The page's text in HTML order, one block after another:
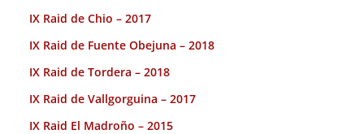
IX Raid de Chio – 2017
IX Raid de Fuente Obejuna – 2018
IX Raid de Tordera – 2018
IX Raid de Vallgorguina – 2017
IX Raid El Madroño – 2015